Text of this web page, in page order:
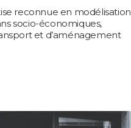
reconnue en modélisation
socio-économiques,
et d’aménagement